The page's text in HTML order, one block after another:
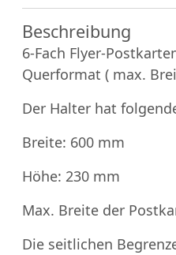
Beschreibung
6-Fach Flyer-
Querformat ( max.
Der Halter hat
Breite: 600 mm
Höhe: 230 mm
Max. Breite der
Die seitlichen